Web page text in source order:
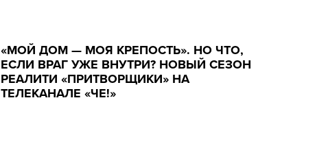
«МОЙ ДОМ — МОЯ КРЕПОСТЬ». НО ЧТО,
ЕСЛИ ВРАГ УЖЕ ВНУТРИ? НОВЫЙ СЕЗОН
РЕАЛИТИ «ПРИТВОРЩИКИ» НА
ТЕЛЕКАНАЛЕ «ЧЕ!»